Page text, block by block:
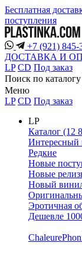
Бесплатная
поступления
+7 (921) 845-
ДОСТАВКА И
LP CD Под заказ
Поиск по каталогу
Меню
LP CD Под заказ
LP
Каталог (12
Интересный
Редкие
Новые
Новые
Новый
Эротичная
Дешевле